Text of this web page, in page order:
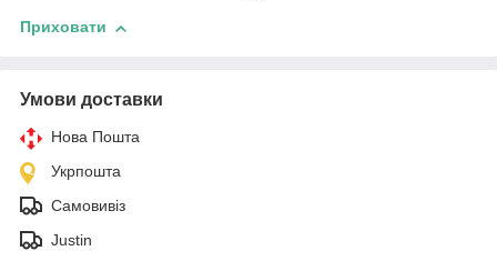
Приховати
Умови доставки
Нова Пошта
Укрпошта
Самовивіз
Justin